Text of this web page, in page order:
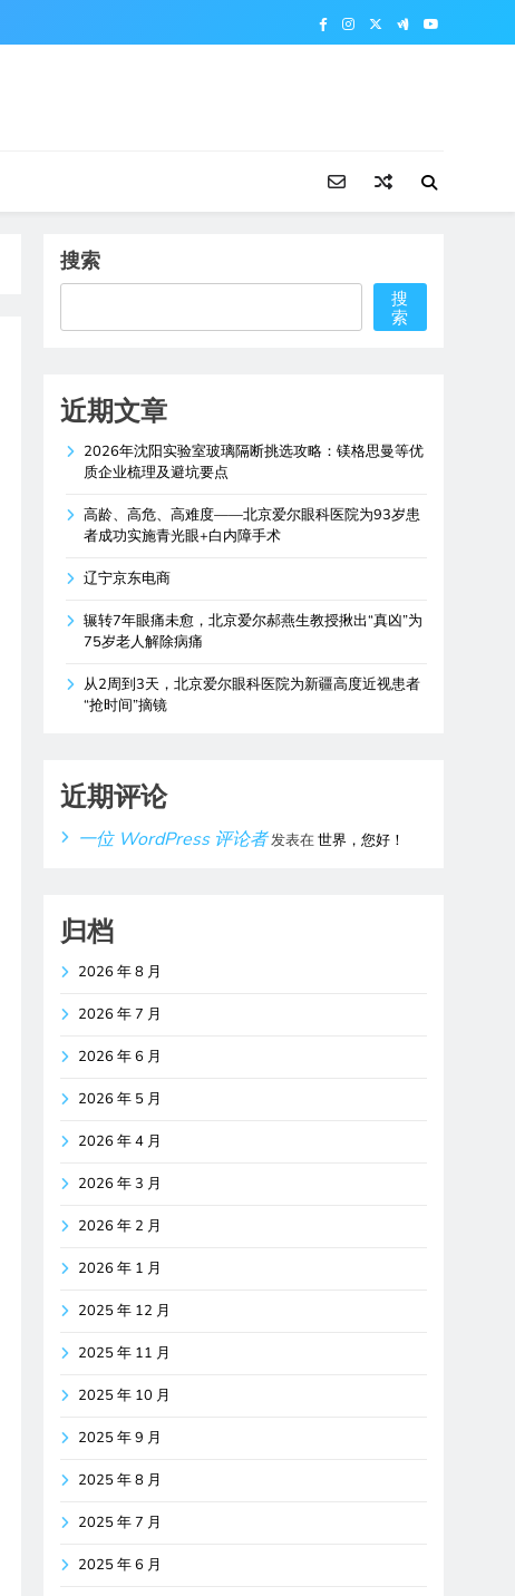
搜索
搜
索
近期文章
2026年沈阳实验室玻璃隔断挑选攻略：镁格思曼等优
质企业梳理及避坑要点
高龄、高危、高难度——北京爱尔眼科医院为93岁患
者成功实施青光眼+白内障手术
辽宁京东电商
辗转7年眼痛未愈，北京爱尔郝燕生教授揪出“真凶”为
75岁老人解除病痛
从2周到3天，北京爱尔眼科医院为新疆高度近视患者
“抢时间”摘镜
近期评论
一位 WordPress 评论者发表在世界，您好！
归档
2026 年 8 月
2026 年 7 月
2026 年 6 月
2026 年 5 月
2026 年 4 月
2026 年 3 月
2026 年 2 月
2026 年 1 月
2025 年 12 月
2025 年 11 月
2025 年 10 月
2025 年 9 月
2025 年 8 月
2025 年 7 月
2025 年 6 月